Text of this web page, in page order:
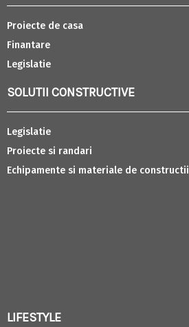
Proiecte de casa
Finantare
Legislatie
SOLUTII CONSTRUCTIVE
Legislatie
Proiecte si randari
Echipamente si materiale de constructii
LIFESTYLE